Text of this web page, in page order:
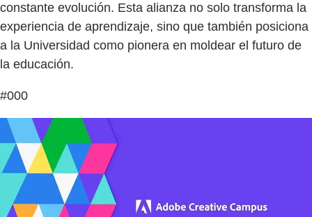
constante evolución. Esta alianza no solo transforma la
experiencia de aprendizaje, sino que también posiciona
a la Universidad como pionera en moldear el futuro de
la educación.
#000